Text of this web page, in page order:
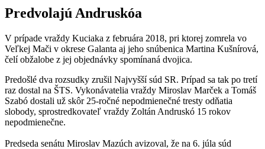
Predvolajú Andruskóa
V prípade vraždy Kuciaka z februára 2018, pri ktorej zomrela vo
Veľkej Mači v okrese Galanta aj jeho snúbenica Martina Kušnírová,
čelí obžalobe z jej objednávky spomínaná dvojica.
Predošlé dva rozsudky zrušil Najvyšší súd SR. Prípad sa tak po tretí
raz dostal na ŠTS. Vykonávatelia vraždy Miroslav Marček a Tomáš
Szabó dostali už skôr 25-ročné nepodmienečné tresty odňatia
slobody, sprostredkovateľ vraždy Zoltán Andruskó 15 rokov
nepodmienečne.
Predseda senátu Miroslav Mazúch avizoval, že na 6. júla súd